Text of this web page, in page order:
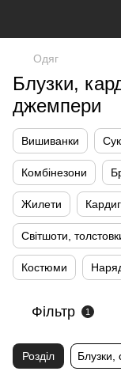
Одяг
Блузки,
джемпери
Вишиванки
Комбінезони
Жилети
Світшоти,
Костюми
Фільтр 1
Розділ Блузки,